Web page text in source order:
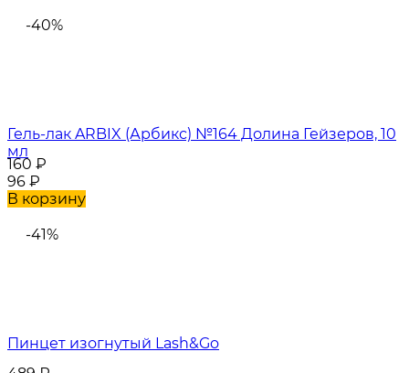
-40%
Гель-лак ARBIX (Арбикс) №164 Долина Гейзеров, 10
мл
160 ₽
96 ₽
В корзину
-41%
Пинцет изогнутый Lash&Go